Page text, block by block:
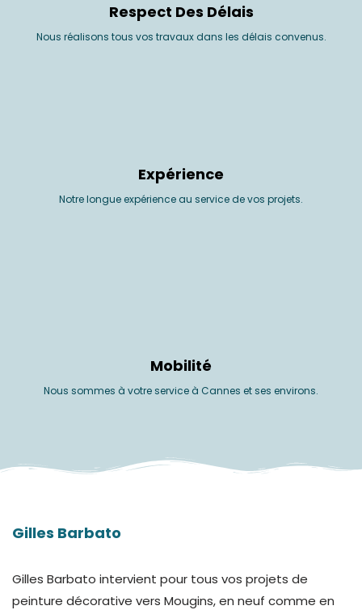
Respect Des Délais
Nous réalisons tous vos travaux dans les délais convenus.
Expérience
Notre longue expérience au service de vos projets.
Mobilité
Nous sommes à votre service à Cannes et ses environs.
Gilles Barbato
Gilles Barbato intervient pour tous vos projets de
peinture décorative vers Mougins, en neuf comme en